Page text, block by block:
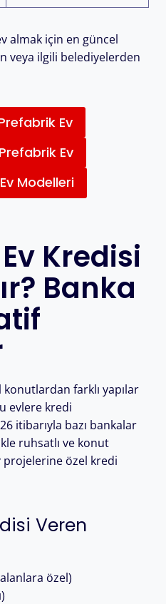
almak için en güncel
veya ilgili belediyelerden
Ev
Ev
Modelleri
Kredisi
Banka
farklı yapılar
evlere kredi
itibarıyla bazı bankalar
ruhsatlı ve konut
özel kredi
Veren
özel)